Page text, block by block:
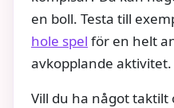
en boll. Testa till
hole spel för en helt
avkopplande aktivitet.
Vill du ha något taktilt